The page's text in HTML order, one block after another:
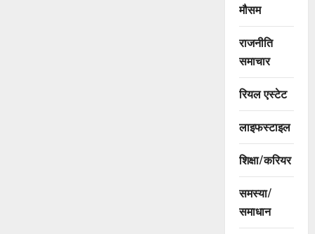
मौसम
राजनीति
समाचार
रियल एस्टेट
लाइफस्टाइल
शिक्षा/करियर
समस्या/
समाधान